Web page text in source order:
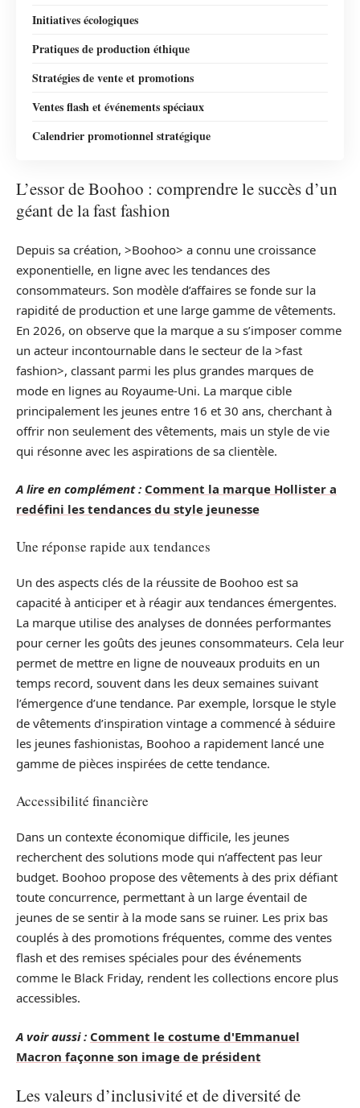
Initiatives écologiques
Pratiques de production éthique
Stratégies de vente et promotions
Ventes flash et événements spéciaux
Calendrier promotionnel stratégique
L’essor de Boohoo : comprendre le succès d’un
géant de la fast fashion
Depuis sa création, >Boohoo> a connu une croissance
exponentielle, en ligne avec les tendances des
consommateurs. Son modèle d’affaires se fonde sur la
rapidité de production et une large gamme de vêtements.
En 2026, on observe que la marque a su s’imposer comme
un acteur incontournable dans le secteur de la >fast
fashion>, classant parmi les plus grandes marques de
mode en lignes au Royaume-Uni. La marque cible
principalement les jeunes entre 16 et 30 ans, cherchant à
offrir non seulement des vêtements, mais un style de vie
qui résonne avec les aspirations de sa clientèle.
A lire en complément : Comment la marque Hollister a
redéfini les tendances du style jeunesse
Une réponse rapide aux tendances
Un des aspects clés de la réussite de Boohoo est sa
capacité à anticiper et à réagir aux tendances émergentes.
La marque utilise des analyses de données performantes
pour cerner les goûts des jeunes consommateurs. Cela leur
permet de mettre en ligne de nouveaux produits en un
temps record, souvent dans les deux semaines suivant
l’émergence d’une tendance. Par exemple, lorsque le style
de vêtements d’inspiration vintage a commencé à séduire
les jeunes fashionistas, Boohoo a rapidement lancé une
gamme de pièces inspirées de cette tendance.
Accessibilité financière
Dans un contexte économique difficile, les jeunes
recherchent des solutions mode qui n’affectent pas leur
budget. Boohoo propose des vêtements à des prix défiant
toute concurrence, permettant à un large éventail de
jeunes de se sentir à la mode sans se ruiner. Les prix bas
couplés à des promotions fréquentes, comme des ventes
flash et des remises spéciales pour des événements
comme le Black Friday, rendent les collections encore plus
accessibles.
A voir aussi : Comment le costume d'Emmanuel
Macron façonne son image de président
Les valeurs d’inclusivité et de diversité de